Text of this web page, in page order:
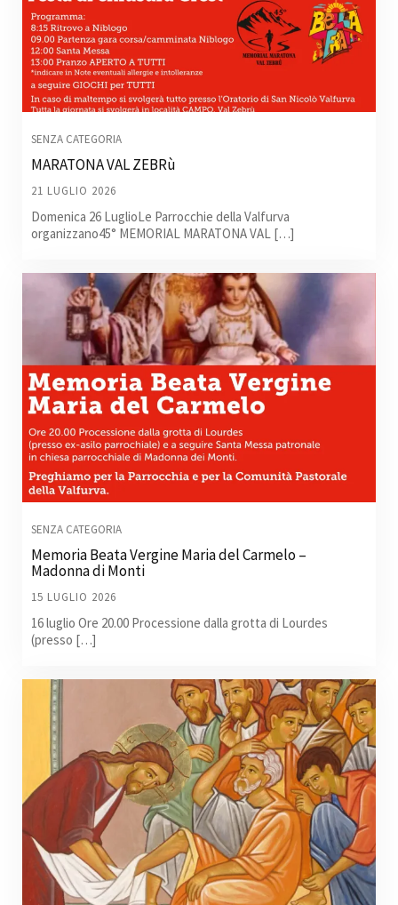
SENZA CATEGORIA
MARATONA VAL ZEBRù
21 LUGLIO 2026
Domenica 26 LuglioLe Parrocchie della Valfurva
organizzano45° MEMORIAL MARATONA VAL […]
SENZA CATEGORIA
Memoria Beata Vergine Maria del Carmelo –
Madonna di Monti
15 LUGLIO 2026
16 luglio Ore 20.00 Processione dalla grotta di Lourdes
(presso […]